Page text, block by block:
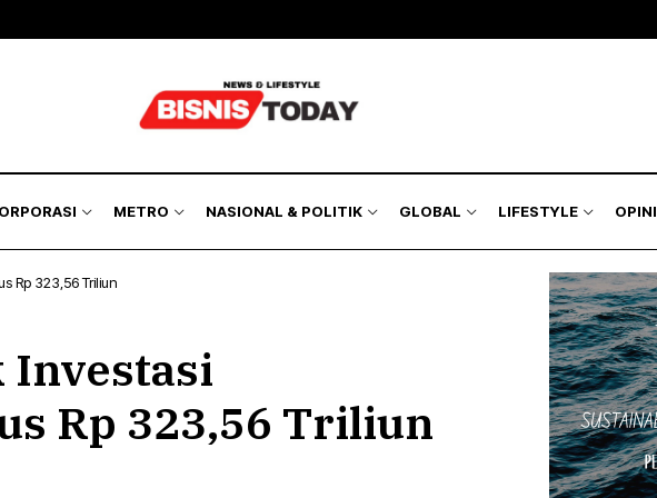
METRO NASIONAL & POLITIK GLOBAL LIFESTYLE OPINI
Rp 323,56 Triliun
Rp 323,56 Triliun